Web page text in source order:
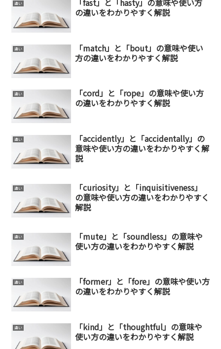
違い
「fast」と「hasty」の意味や使い方
の違いをわかりやすく解説
違い
「match」と「bout」の意味や使い
方の違いをわかりやすく解説
違い
「cord」と「rope」の意味や使い方
の違いをわかりやすく解説
違い
「accidently」と「accidentally」の
意味や使い方の違いをわかりやすく解
説
違い
「curiosity」と「inquisitiveness」
の意味や使い方の違いをわかりやすく
解説
違い
「mute」と「soundless」の意味や
使い方の違いをわかりやすく解説
違い
「former」と「fore」の意味や使い方
の違いをわかりやすく解説
違い
「kind」と「thoughtful」の意味や
使い方の違いをわかりやすく解説